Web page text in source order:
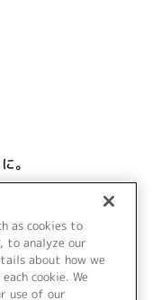
。
げて～
as cookies to
to analyze our
about how we
cookie. We
use of our